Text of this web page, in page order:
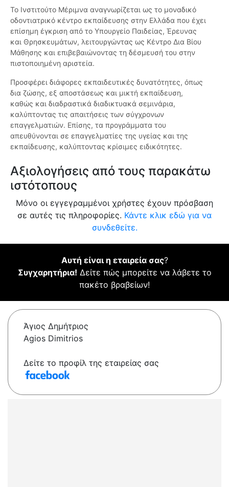
Το Ινστιτούτο Μέριμνα αναγνωρίζεται ως το μοναδικό
οδοντιατρικό κέντρο εκπαίδευσης στην Ελλάδα που έχει
επίσημη έγκριση από το Υπουργείο Παιδείας, Έρευνας
και Θρησκευμάτων, λειτουργώντας ως Κέντρο Δια Βίου
Μάθησης και επιβεβαιώνοντας τη δέσμευσή του στην
πιστοποιημένη αριστεία.
Προσφέρει διάφορες εκπαιδευτικές δυνατότητες, όπως
δια ζώσης, εξ αποστάσεως και μικτή εκπαίδευση,
καθώς και διαδραστικά διαδικτυακά σεμινάρια,
καλύπτοντας τις απαιτήσεις των σύγχρονων
επαγγελματιών. Επίσης, τα προγράμματα του
απευθύνονται σε επαγγελματίες της υγείας και της
εκπαίδευσης, καλύπτοντας κρίσιμες ειδικότητες.
Αξιολογήσεις από τους παρακάτω
ιστότοπους
Μόνο οι εγγεγραμμένοι χρήστες έχουν πρόσβαση
σε αυτές τις πληροφορίες. Κάντε κλικ εδώ για να
συνδεθείτε.
Αυτή είναι η εταιρεία σας?
Συγχαρητήρια! Δείτε πώς μπορείτε να λάβετε το
πακέτο βραβείων!
Άγιος Δημήτριος
Agios Dimitrios
Δείτε το προφίλ της εταιρείας σας